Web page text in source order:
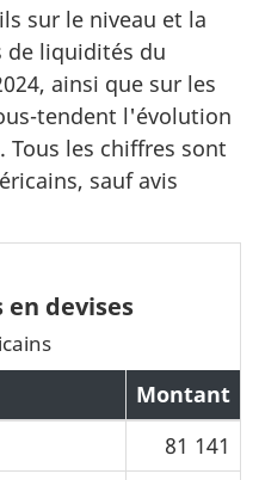
sur le niveau et la
de liquidités du
ainsi que sur les
tendent l'évolution
Tous les chiffres sont
sauf avis
devises
Montant
81 141